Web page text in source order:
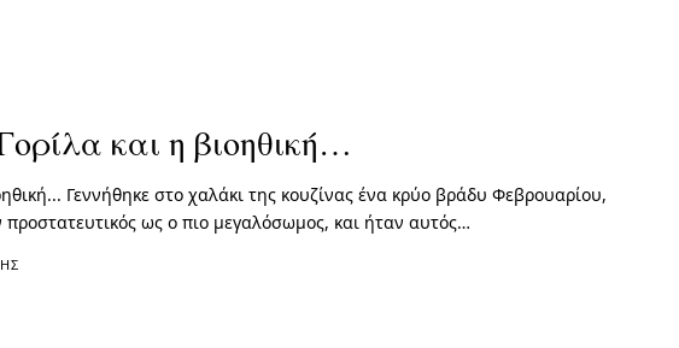
και η βιοηθική…
Γεννήθηκε στο χαλάκι της κουζίνας ένα κρύο βράδυ Φεβρουαρίου,
ως ο πιο μεγαλόσωμος, και ήταν αυτός…